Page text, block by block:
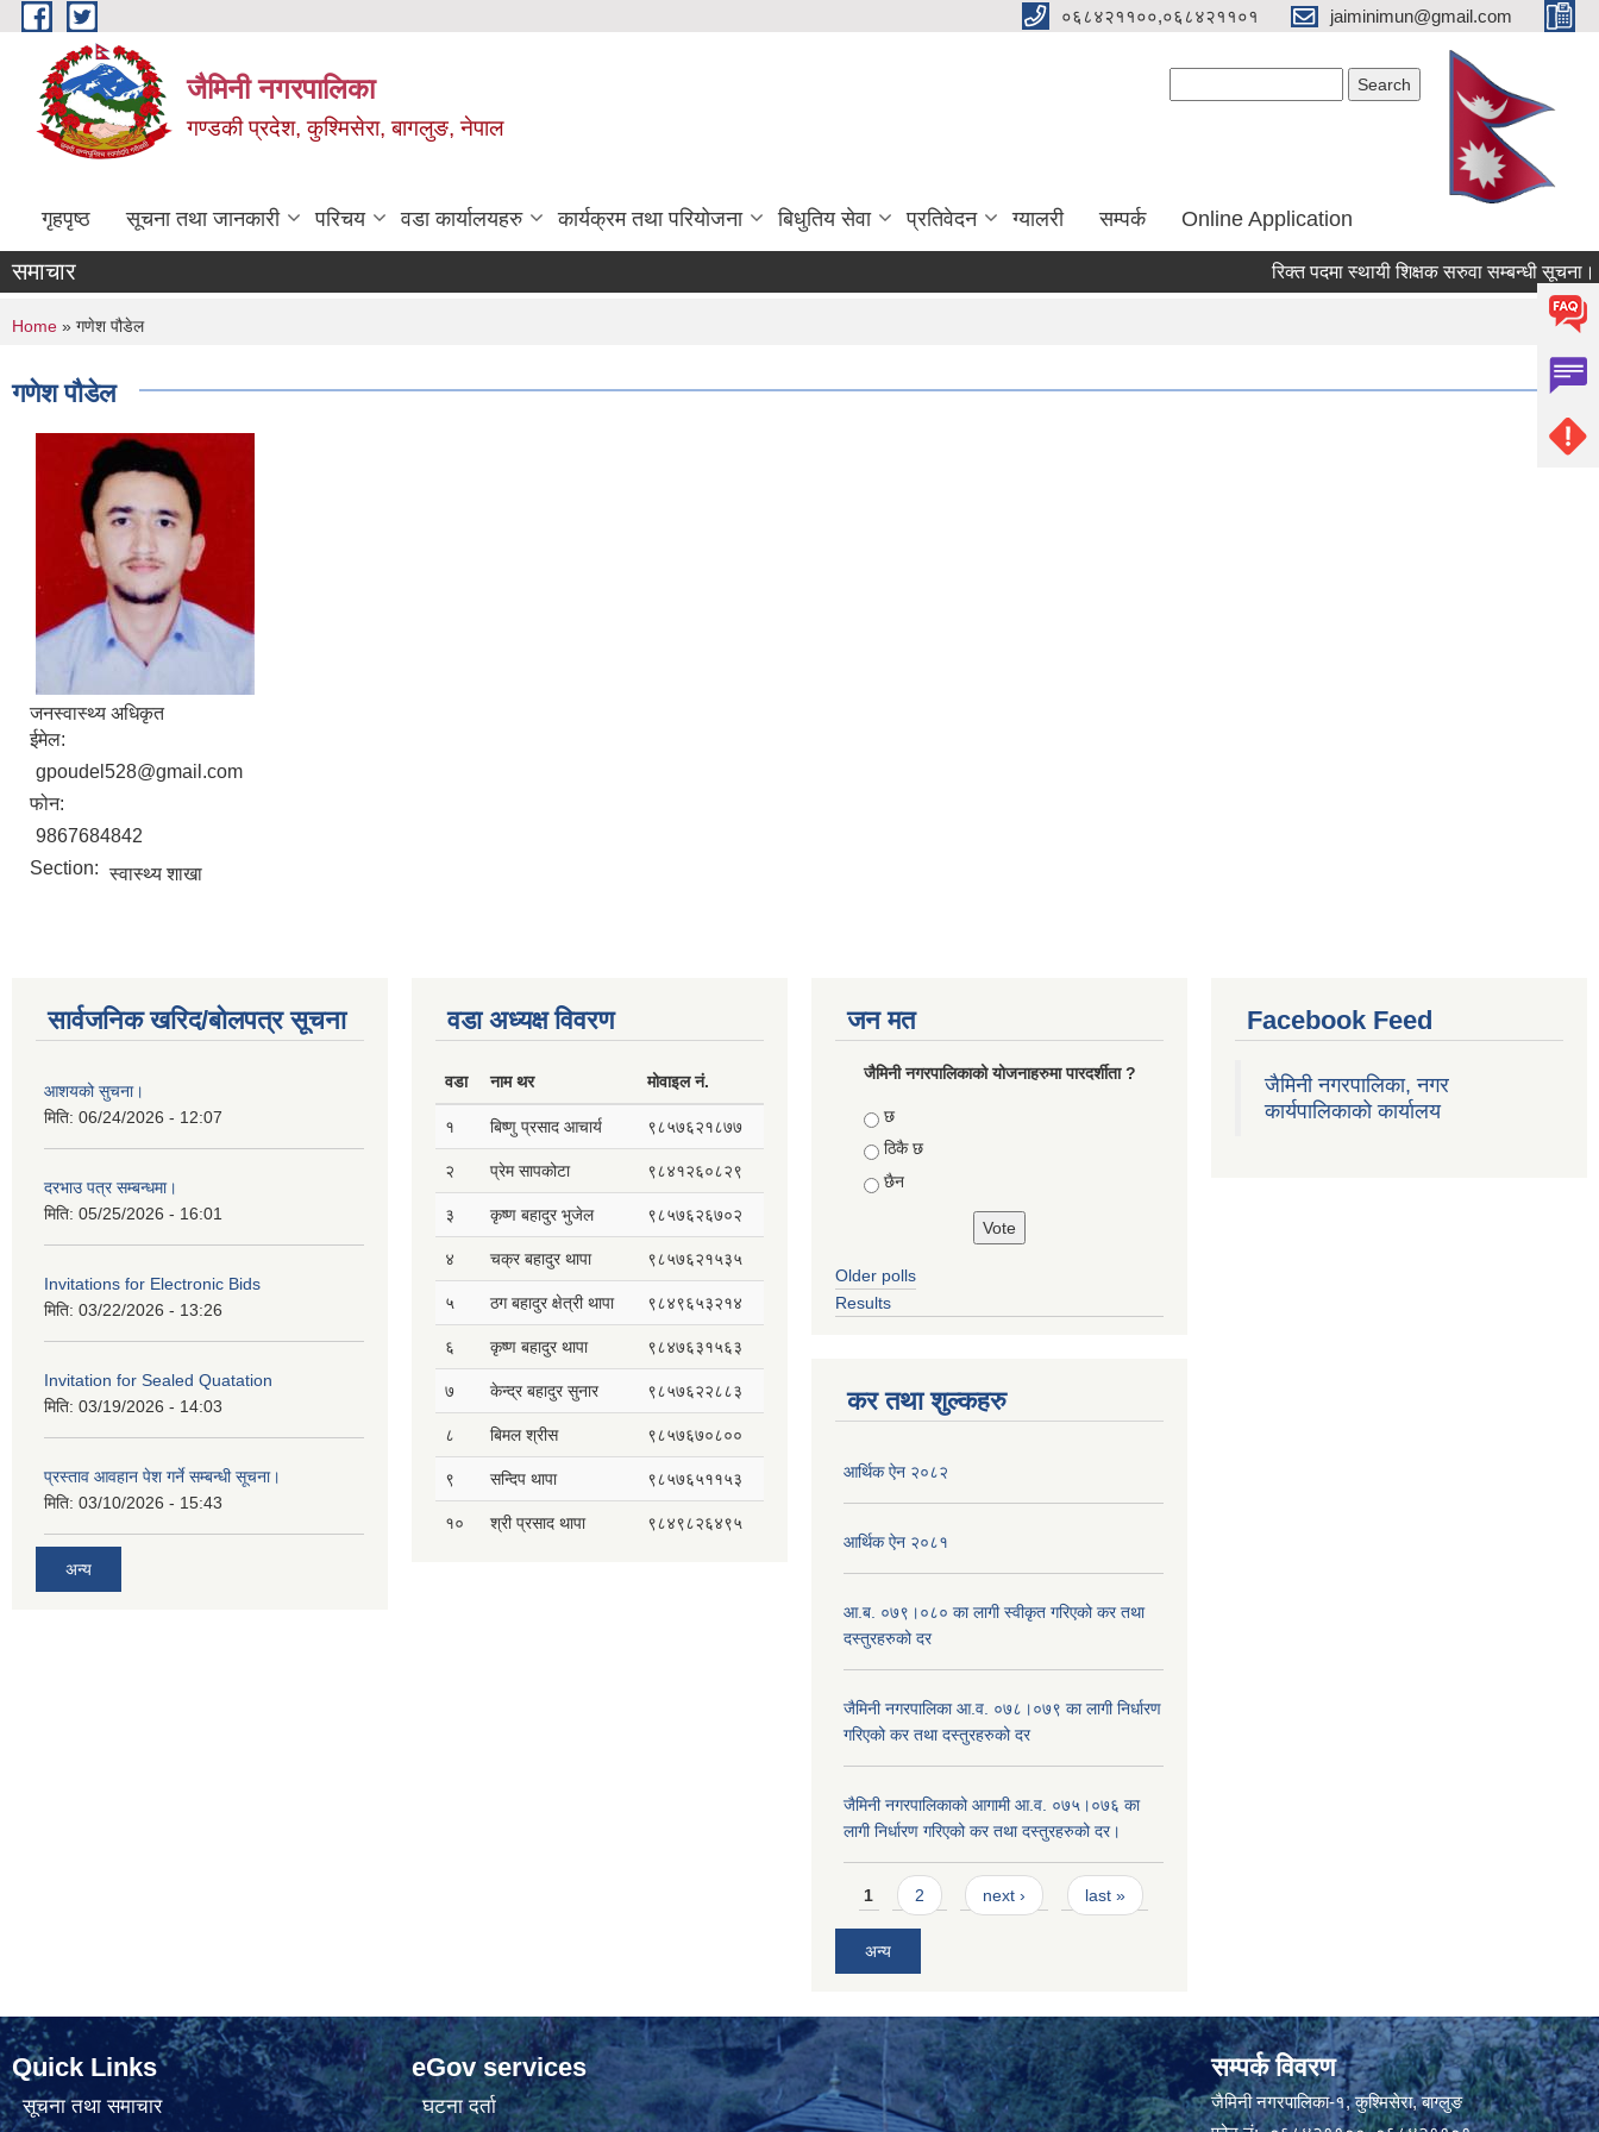
Skip to main content ०६८४२११००,०६८४२११०१ jaiminimun@gmail.com
जैमिनी नगरपालिका
गण्डकी प्रदेश, कुश्मिसेरा, बागलुङ, नेपाल
गृहपृष्ठ सूचना तथा जानकारी परिचय वडा कार्यालयहरु कार्यक्रम तथा परियोजना बिधुतिय सेवा प्रतिवेदन ग्यालरी सम्पर्क Online Application
समाचार रिक्त पदमा स्थायी शिक्षक सरुवा सम्बन्धी सूचना।
You are here
Home » गणेश पौडेल
गणेश पौडेल
जनस्वास्थ्य अधिकृत
ईमेल:
gpoudel528@gmail.com
फोन:
9867684842
Section: स्वास्थ्य शाखा
सार्वजनिक खरिद/बोलपत्र सूचना
आशयको सुचना।
मिति: 06/24/2026 - 12:07
दरभाउ पत्र सम्बन्धमा।
मिति: 05/25/2026 - 16:01
Invitations for Electronic Bids
मिति: 03/22/2026 - 13:26
Invitation for Sealed Quatation
मिति: 03/19/2026 - 14:03
प्रस्ताव आवहान पेश गर्ने सम्बन्धी सूचना।
मिति: 03/10/2026 - 15:43
अन्य
वडा अध्यक्ष विवरण
वडा नाम थर मोवाइल नं.
१ बिष्णु प्रसाद आचार्य ९८५७६२१८७७
२ प्रेम सापकोटा ९८४१२६०८२९
३ कृष्ण बहादुर भुजेल ९८५७६२६७०२
४ चक्र बहादुर थापा ९८५७६२१५३५
५ ठग बहादुर क्षेत्री थापा ९८४९६५३२१४
६ कृष्ण बहादुर थापा ९८४७६३१५६३
७ केन्द्र बहादुर सुनार ९८५७६२२८८३
८ बिमल श्रीस ९८५७६७०८००
९ सन्दिप थापा ९८५७६५११५३
१० श्री प्रसाद थापा ९८४९८२६४९५
जन मत
जैमिनी नगरपालिकाको योजनाहरुमा पारदर्शीता ?
Choices
छ
ठिकै छ
छैन
Older polls
Results
कर तथा शुल्कहरु
आर्थिक ऐन २०८२
आर्थिक ऐन २०८१
आ.ब. ०७९।०८० का लागी स्वीकृत गरिएको कर तथा
दस्तुरहरुको दर
जैमिनी नगरपालिका आ.व. ०७८।०७९ का लागी निर्धारण
गरिएको कर तथा दस्तुरहरुको दर
जैमिनी नगरपालिकाको आगामी आ.व. ०७५।०७६ का
लागी निर्धारण गरिएको कर तथा दस्तुरहरुको दर।
Pages
1 2 next › last »
अन्य
Facebook Feed
जैमिनी नगरपालिका, नगर
कार्यपालिकाको कार्यालय
Quick Links
सूचना तथा समाचार
eGov services
घटना दर्ता
सम्पर्क विवरण
जैमिनी नगरपालिका-१, कुश्मिसेरा, बाग्लुङ